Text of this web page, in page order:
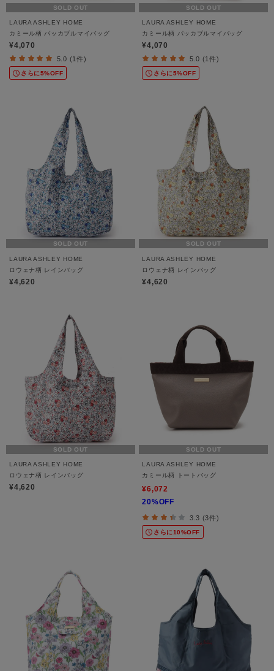
SOLD OUT
LAURA ASHLEY HOME
カミール柄 パッカブルマイバッグ
¥4,070
5.0 (1件)
さらに5%OFF
SOLD OUT
LAURA ASHLEY HOME
カミール柄 パッカブルマイバッグ
¥4,070
5.0 (1件)
さらに5%OFF
SOLD OUT
LAURA ASHLEY HOME
ロウェナ柄 レインバッグ
¥4,620
SOLD OUT
LAURA ASHLEY HOME
ロウェナ柄 レインバッグ
¥4,620
SOLD OUT
LAURA ASHLEY HOME
ロウェナ柄 レインバッグ
¥4,620
SOLD OUT
LAURA ASHLEY HOME
カミール柄 トートバッグ
¥6,072
20%OFF
3.3 (3件)
さらに10%OFF